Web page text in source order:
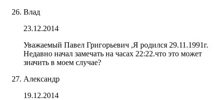
Влад
23.12.2014
Уважаемый Павел Григорьевич ,Я родился 29.11.1991г.
Недавно начал замечать на часах 22:22.что это может
значить в моем случае?
Александр
19.12.2014